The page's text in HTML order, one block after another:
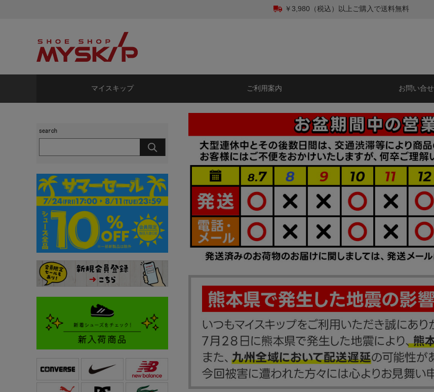
￥3,980（税込）以上ご購入で送料無料
マイスキップ ご利用案内 お問い合せ